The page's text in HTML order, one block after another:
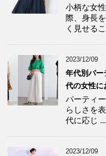
小柄な女
際、身長
く見せる
2023/12/09
年代別パー
代の女性に
パーティ
らしさを
代に応じ ...
2023/12/09